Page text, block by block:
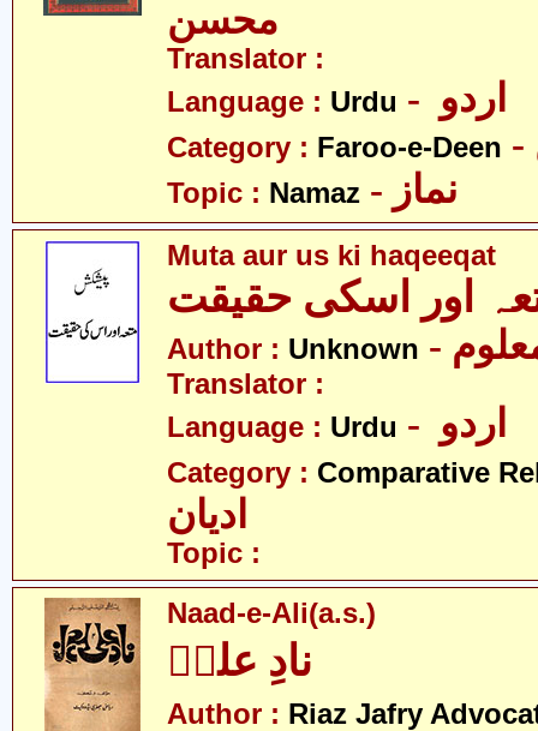
Translator :
Language : Urdu
Category : Faroo-e-Deen
Topic : Namaz
Muta aur us ki haqeeqat
Author : Unknown
Translator :
Language : Urdu
Category : Comparative
ادیان
Topic :
Naad-e-Ali(a.s.)
نادِ علیؑ
Author : Riaz Jafry